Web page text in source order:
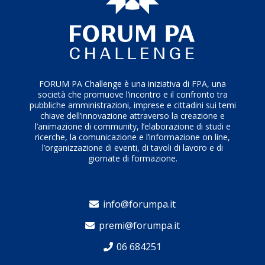
FORUM PA Challenge è una iniziativa di FPA, una
società che promuove l’incontro e il confronto tra
pubbliche amministrazioni, imprese e cittadini sui temi
chiave dell’innovazione attraverso la creazione e
l’animazione di community, l’elaborazione di studi e
ricerche, la comunicazione e l’informazione on line,
l’organizzazione di eventi, di tavoli di lavoro e di
giornate di formazione.
info@forumpa.it
premi@forumpa.it
06 684251